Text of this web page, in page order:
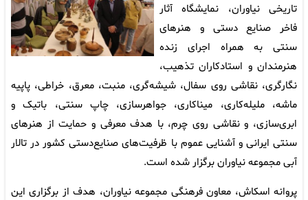
تاریخی نیاوران، نمایشگاه آثار
فاخر صنایع دستی و هنرهای
سنتی به همراه اجرای زنده
هنرمندان و استادکاران تذهیب،
نگارگری، نقاشی روی سفال، شیشه‌گری، منبت، معرق، خراطی، پاپیه
ماشه، ملیله‌کاری، میناکاری، جواهرسازی، چاپ سنتی، باتیک و
ابری‌سازی، و نقاشی روی چرم، با هدف معرفی و حمایت از هنرهای
سنتی ایرانی و آشنایی عموم با ظرفیت‌های صنایع‌دستی کشور در تالار
آبی مجموعه نیاوران برگزار شده است.
پروانه اسکاش، معاون فرهنگی مجموعه نیاوران، هدف از برگزاری این